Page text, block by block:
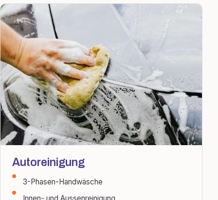
Autoreinigung
3-Phasen-Handwäsche